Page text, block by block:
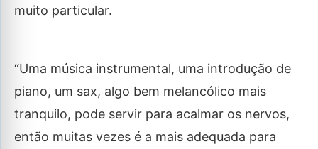
muito particular.
“Uma música instrumental, uma introdução de
piano, um sax, algo bem melancólico mais
tranquilo, pode servir para acalmar os nervos,
então muitas vezes é a mais adequada para